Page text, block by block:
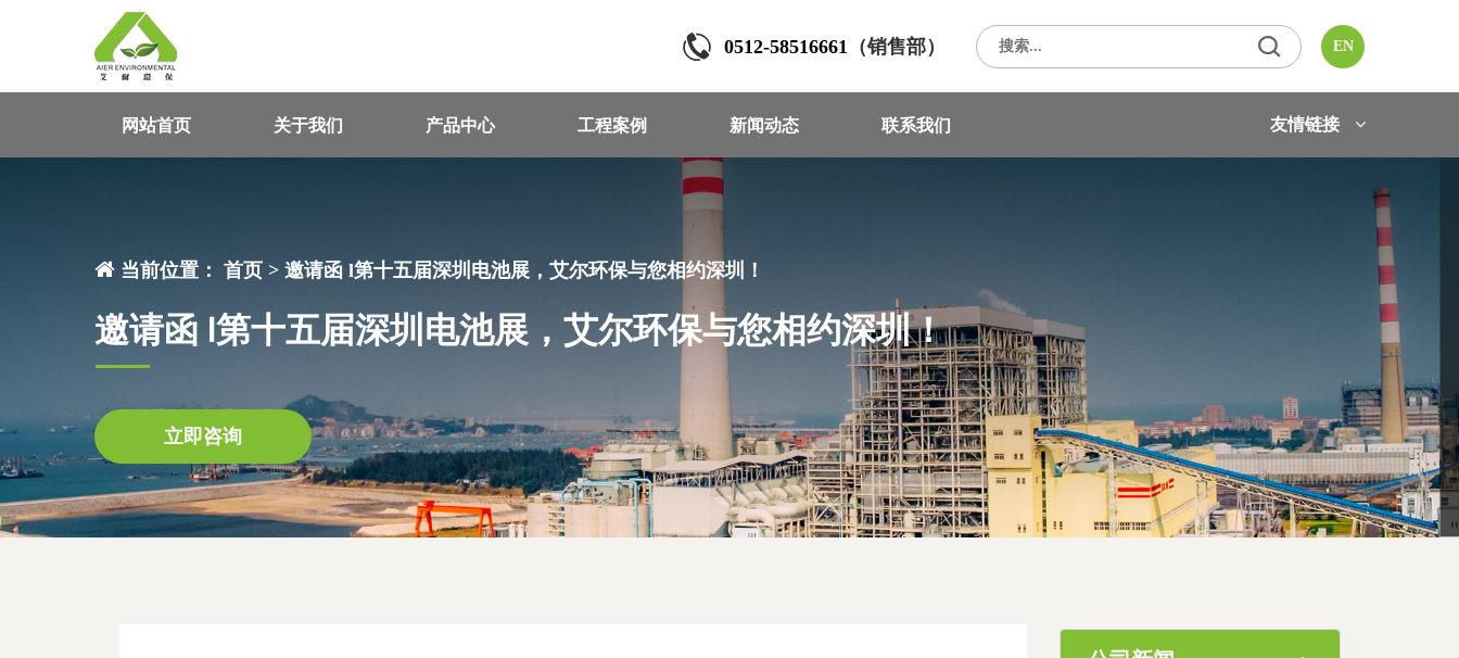
0512-58516661 （销售部） EN
网站首页 关于我们 产品中心 工程案例 新闻动态 联系我们 友情链接
当前位置： 首页 > 邀请函 l第十五届深圳电池展，艾尔环保与您相约深圳！
邀请函 l第十五届深圳电池展，艾尔环保与您相约深圳！
立即咨询